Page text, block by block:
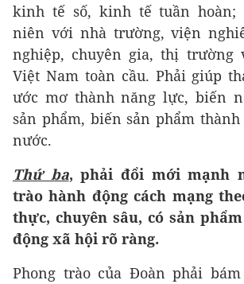
kinh tế số, kinh tế tuần hoàn;
niên với nhà trường, viện
nghiệp, chuyên gia, thị trường
Việt Nam toàn cầu. Phải giúp
ước mơ thành năng lực, biến
sản phẩm, biến sản phẩm
nước.
Thứ ba, phải đổi mới mạnh
trào hành động cách mạng
thực, chuyên sâu, có sản
động xã hội rõ ràng.
Phong trào của Đoàn phải